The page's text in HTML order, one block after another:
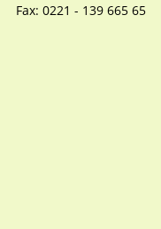
Fax: 0221 - 139 665 65